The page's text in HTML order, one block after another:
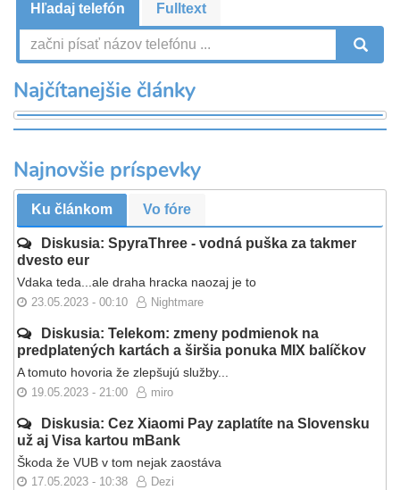
Hľadaj telefón Fulltext
Najčítanejšie články
Najnovšie príspevky
Ku článkom Vo fóre
Diskusia: SpyraThree - vodná puška za takmer
dvesto eur
Vdaka teda...ale draha hracka naozaj je to
23.05.2023 - 00:10 Nightmare
Diskusia: Telekom: zmeny podmienok na
predplatených kartách a širšia ponuka MIX balíčkov
A tomuto hovoria že zlepšujú služby...
19.05.2023 - 21:00 miro
Diskusia: Cez Xiaomi Pay zaplatíte na Slovensku
už aj Visa kartou mBank
Škoda že VUB v tom nejak zaostáva
17.05.2023 - 10:38 Dezi